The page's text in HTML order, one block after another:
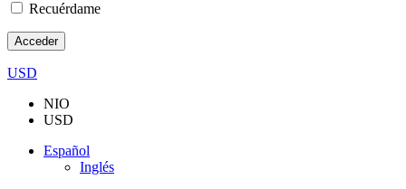
Recuérdame
USD
NIO
USD
Español
Inglés